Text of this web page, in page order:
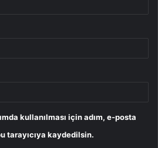
kullanılması için adım, e-posta
tarayıcıya kaydedilsin.